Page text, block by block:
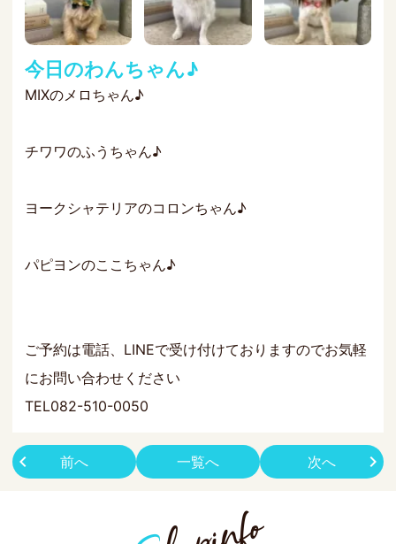
今日のわんちゃん♪
MIXのメロちゃん♪
チワワのふうちゃん♪
ヨークシャテリアのコロンちゃん♪
パピヨンのここちゃん♪
ご予約は電話、LINEで受け付けておりますのでお気軽
にお問い合わせください
TEL082-510-0050
前へ 次へ
一覧へ